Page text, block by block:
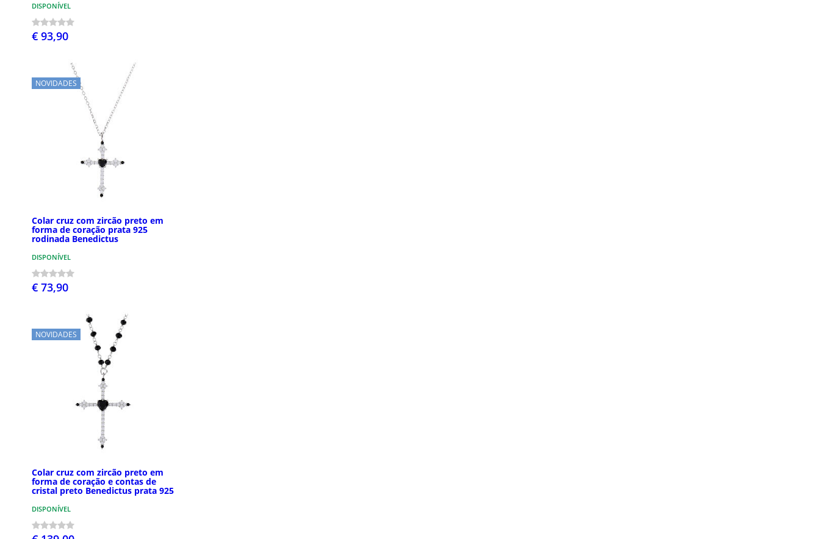
DISPONÍVEL
€ 93,90
NOVIDADES
Colar cruz com zircão preto em
forma de coração prata 925
rodinada Benedictus
DISPONÍVEL
€ 73,90
NOVIDADES
Colar cruz com zircão preto em
forma de coração e contas de
cristal preto Benedictus prata 925
DISPONÍVEL